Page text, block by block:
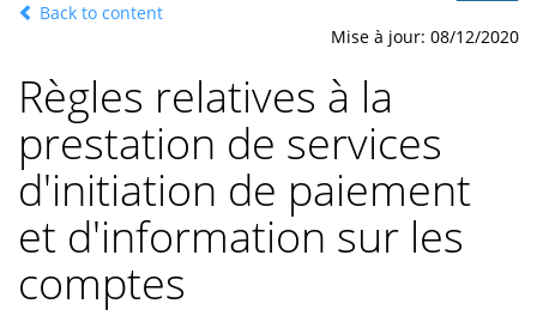
Back to content
Mise à jour: 08/12/2020
Règles relatives à la
prestation de services
d'initiation de paiement
et d'information sur les
comptes